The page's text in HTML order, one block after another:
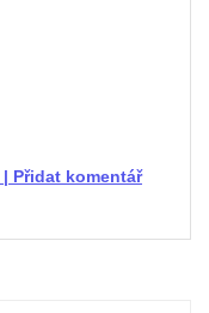
Přidat komentář
|